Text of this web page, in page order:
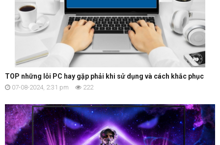
TOP những lỗi PC hay gặp phải khi sử dụng và cách khắc phục
07-08-2024, 2:31 pm 222